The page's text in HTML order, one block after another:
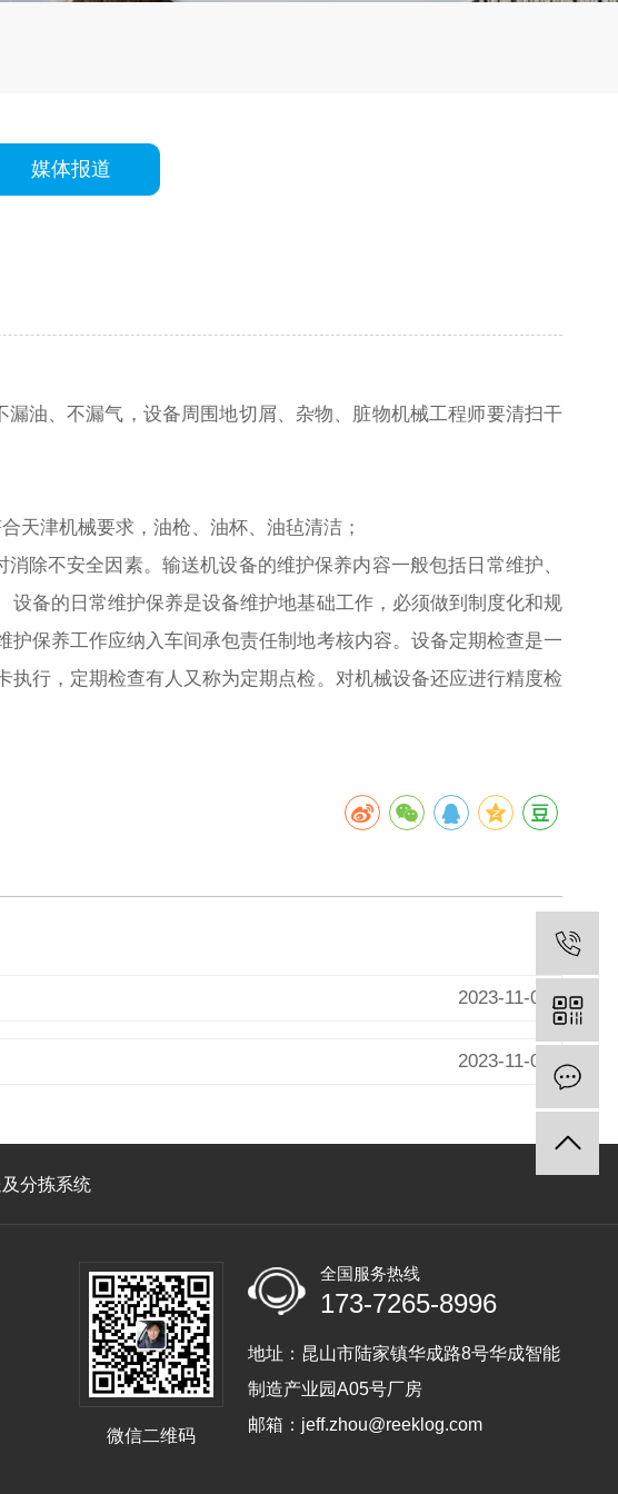
媒体报道
油、不漏气，设备周围地切屑、杂物、脏物机械工程师要清扫干
合天津机械要求，油枪、油杯、油毡清洁；
除不安全因素。输送机设备的维护保养内容一般包括日常维护、
备的日常维护保养是设备维护地基础工作，必须做到制度化和规
保养工作应纳入车间承包责任制地考核内容。设备定期检查是一
行，定期检查有人又称为定期点检。对机械设备还应进行精度检
2023-11-07
2023-11-07
分拣系统
微信二维码
全国服务热线
173-7265-8996
地址：昆山市陆家镇华成路8号华成智能
制造产业园A05号厂房
邮箱：jeff.zhou@reeklog.com